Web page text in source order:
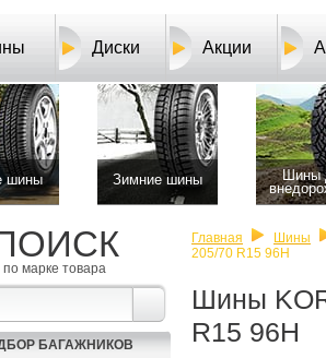
Диски Акции
шины Зимние шины
Шины
по марке товара
БАГАЖНИКОВ
Главная Шины
205/70 R15 96H
Шины
R15 96H